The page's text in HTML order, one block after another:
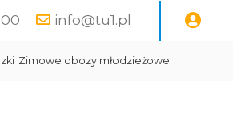
info@tu1.pl
Zimowe obozy młodzieżowe